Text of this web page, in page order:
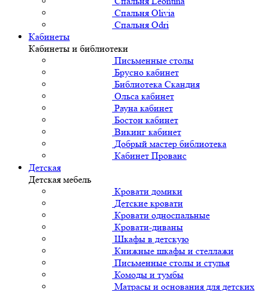
Спальня Olivia
Спальня Odri
Кабинеты
Кабинеты и библиотеки
Письменные столы
Брусно кабинет
Библиотека Скандия
Ольса кабинет
Рауна кабинет
Бостон кабинет
Викинг кабинет
Добрый мастер библиотека
Кабинет Прованс
Детская
Детская мебель
Кровати домики
Детские кровати
Кровати односпальные
Кровати-диваны
Шкафы в детскую
Книжные шкафы и стеллажи
Письменные столы и стулья
Комоды и тумбы
Матрасы и основания для детских